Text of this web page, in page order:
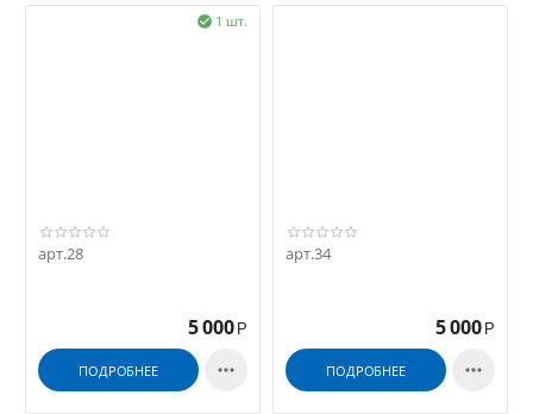
1 шт.

арт.28
5 000 Р
ПОДРОБНЕЕ 
арт.34
5 000 Р
ПОДРОБНЕЕ 